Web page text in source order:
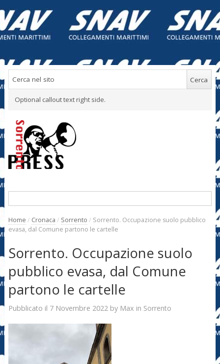
Optional callout text right side.
Home / Cronaca / Sorrento / Sorrento. Occupazione suolo pubblico
evasa, dal Comune partono le cartelle
Sorrento. Occupazione suolo
pubblico evasa, dal Comune
partono le cartelle
Pubblicato il 7 Novembre 2022by Max in Sorrento